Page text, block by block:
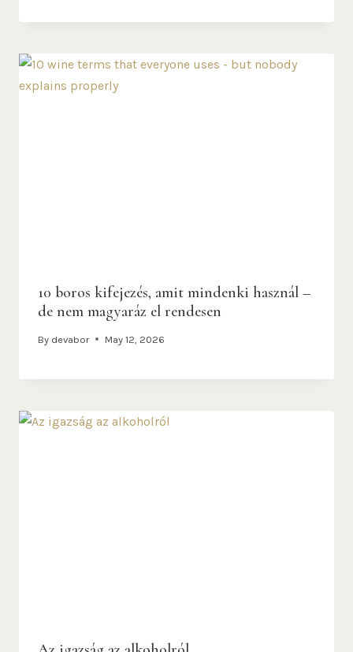
10 boros kifejezés, amit mindenki használ –
de nem magyaráz el rendesen
By devabor May 12, 2026